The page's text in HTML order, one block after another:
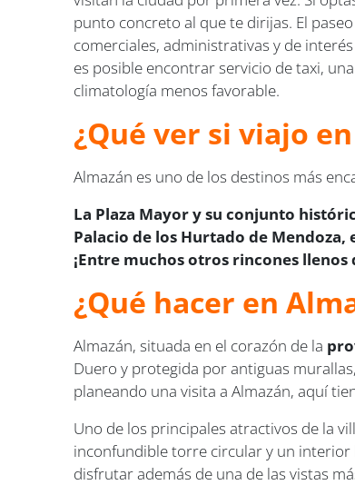
punto concreto al que te dirijas. El
comerciales, administrativas y de
es posible encontrar servicio de taxi,
climatología menos favorable.
¿Qué ver si viajo
Almazán es uno de los destinos más
La Plaza Mayor y su conjunto
Palacio de los Hurtado de
¡Entre muchos otros rincones
¿Qué hacer en
Almazán, situada en el corazón de la
Duero y protegida por antiguas
planeando una visita a Almazán, aquí
Uno de los principales atractivos de la
inconfundible torre circular y un interior
disfrutar además de una de las vistas